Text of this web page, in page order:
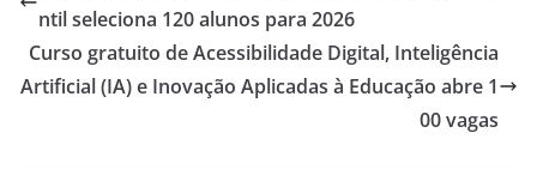
ntil seleciona 120 alunos para 2026
Curso gratuito de Acessibilidade Digital, Inteligência
Artificial (IA) e Inovação Aplicadas à Educação abre 1
00 vagas